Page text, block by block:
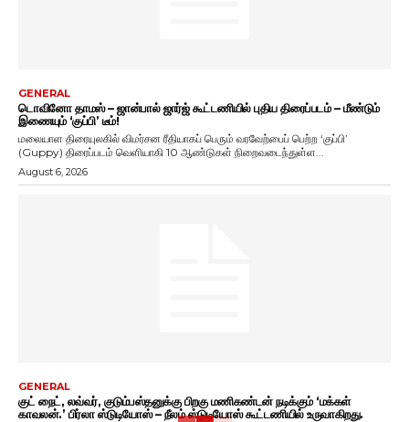
GENERAL
டொவினோ தாமஸ் – ஜான்பால் ஜார்ஜ் கூட்டணியில் புதிய திரைப்படம் – மீண்டும்
இணையும் ‘குப்பி’ டீம்!
மலையாள திரையுலகில் விமர்சன ரீதியாகப் பெரும் வரவேற்பைப் பெற்ற ‘குப்பி’
(Guppy) திரைப்படம் வெளியாகி 10 ஆண்டுகள் நிறைவடைந்துள்ள...
August 6, 2026
GENERAL
குட் நைட், லவ்வர், குடும்பஸ்தனுக்கு பிறகு மணிகண்டன் நடிக்கும் ‘மக்கள்
காவலன்.’ பிர்லா ஸ்டுடியோஸ் – நீலம் ஸ்டுடியோஸ் கூட்டணியில் உருவாகிறது.